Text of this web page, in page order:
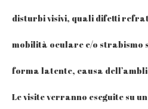
disturbi visivi, quali difetti
mobilità oculare e/o strabismo
forma latente, causa
Le visite verranno eseguite su